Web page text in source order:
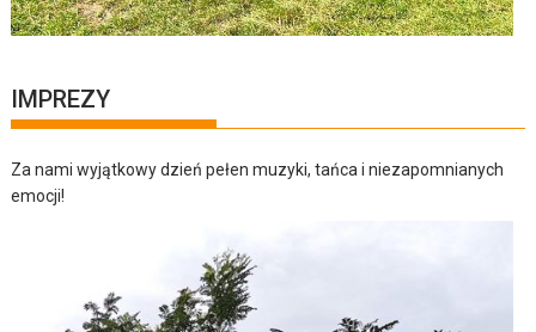
IMPREZY
Za nami wyjątkowy dzień pełen muzyki, tańca i niezapomnianych
emocji!